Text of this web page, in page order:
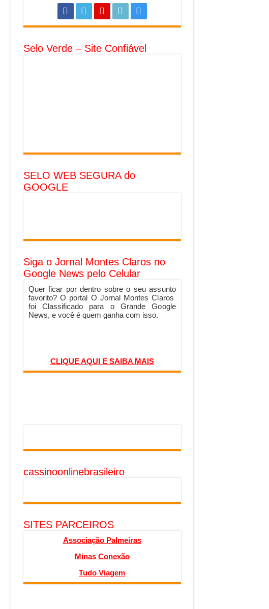
Selo Verde – Site Confiável
SELO WEB SEGURA do
GOOGLE
Siga o Jornal Montes Claros no
Google News pelo Celular
Quer ficar por dentro sobre o seu assunto
favorito? O portal O Jornal Montes Claros
foi Classificado para o Grande Google
News, e você é quem ganha com isso.
CLIQUE AQUI E SAIBA MAIS
cassinoonlinebrasileiro
SITES PARCEIROS
Associação Palmeiras
Minas Conexão
Tudo Viagem